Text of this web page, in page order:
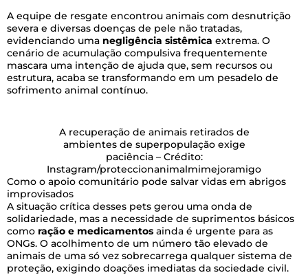
A equipe de resgate encontrou animais com desnutrição
severa e diversas doenças de pele não tratadas,
evidenciando uma negligência sistêmica extrema. O
cenário de acumulação compulsiva frequentemente
mascara uma intenção de ajuda que, sem recursos ou
estrutura, acaba se transformando em um pesadelo de
sofrimento animal contínuo.
A recuperação de animais retirados de
ambientes de superpopulação exige
paciência – Crédito:
Instagram/proteccionanimalmimejoramigo
Como o apoio comunitário pode salvar vidas em abrigos
improvisados
A situação crítica desses pets gerou uma onda de
solidariedade, mas a necessidade de suprimentos básicos
como ração e medicamentos ainda é urgente para as
ONGs. O acolhimento de um número tão elevado de
animais de uma só vez sobrecarrega qualquer sistema de
proteção, exigindo doações imediatas da sociedade civil.